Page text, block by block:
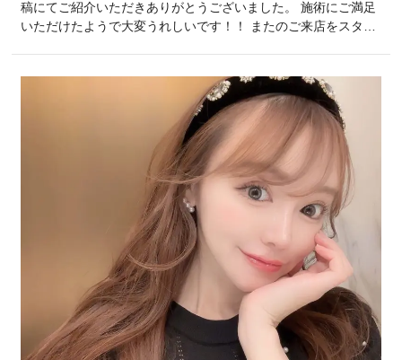
稿にてご紹介いただきありがとうございました。 施術にご満足
いただけたようで大変うれしいです！！ またのご来店をスタッ
°★,。・:*:・°☆・:*:・°★,。・:*:・…